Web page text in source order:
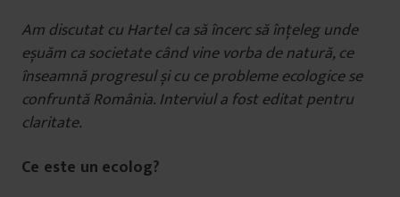
Am discutat cu Hartel ca să încerc să înțeleg unde
eșuăm ca societate când vine vorba de natură, ce
înseamnă progresul și cu ce probleme ecologice se
confruntă România. Interviul a fost editat pentru
claritate.
Ce este un ecolog?